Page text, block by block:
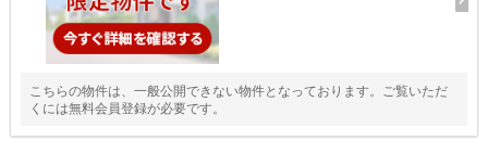
こちらの物件は、一般公開できない物件となっております。ご覧いただ
くには無料会員登録が必要です。